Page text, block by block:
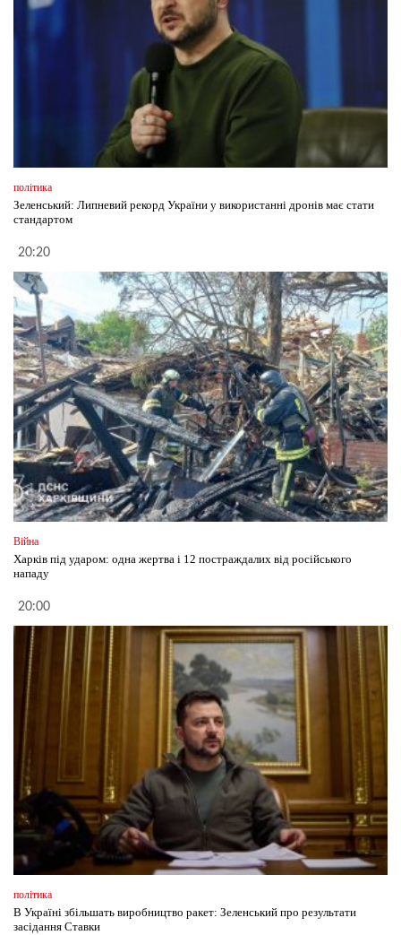
політика
Зеленський: Липневий рекорд України у використанні дронів має стати
стандартом
20:20
Війна
Харків під ударом: одна жертва і 12 постраждалих від російського
нападу
20:00
політика
В Україні збільшать виробництво ракет: Зеленський про результати
засідання Ставки